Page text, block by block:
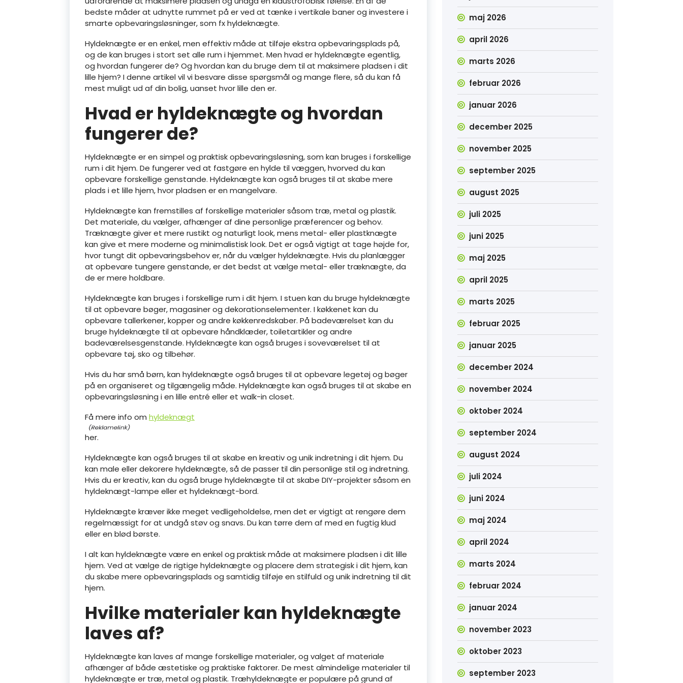
bedste måder at udnytte rummet på er ved at tænke i vertikale baner og investere i
smarte opbevaringsløsninger, som fx hyldeknægte.
Hyldeknægte er en enkel, men effektiv måde at tilføje ekstra opbevaringsplads på,
og de kan bruges i stort set alle rum i hjemmet. Men hvad er hyldeknægte egentlig,
og hvordan fungerer de? Og hvordan kan du bruge dem til at maksimere pladsen i dit
lille hjem? I denne artikel vil vi besvare disse spørgsmål og mange flere, så du kan få
mest muligt ud af din bolig, uanset hvor lille den er.
Hvad er hyldeknægte og hvordan
fungerer de?
Hyldeknægte er en simpel og praktisk opbevaringsløsning, som kan bruges i forskellige
rum i dit hjem. De fungerer ved at fastgøre en hylde til væggen, hvorved du kan
opbevare forskellige genstande. Hyldeknægte kan også bruges til at skabe mere
plads i et lille hjem, hvor pladsen er en mangelvare.
Hyldeknægte kan fremstilles af forskellige materialer såsom træ, metal og plastik.
Det materiale, du vælger, afhænger af dine personlige præferencer og behov.
Træknægte giver et mere rustikt og naturligt look, mens metal- eller plastknægte
kan give et mere moderne og minimalistisk look. Det er også vigtigt at tage højde for,
hvor tungt dit opbevaringsbehov er, når du vælger hyldeknægte. Hvis du planlægger
at opbevare tungere genstande, er det bedst at vælge metal- eller træknægte, da
de er mere holdbare.
Hyldeknægte kan bruges i forskellige rum i dit hjem. I stuen kan du bruge hyldeknægte
til at opbevare bøger, magasiner og dekorationselementer. I køkkenet kan du
opbevare tallerkener, kopper og andre køkkenredskaber. På badeværelset kan du
bruge hyldeknægte til at opbevare håndklæder, toiletartikler og andre
badeværelsesgenstande. Hyldeknægte kan også bruges i soveværelset til at
opbevare tøj, sko og tilbehør.
Hvis du har små børn, kan hyldeknægte også bruges til at opbevare legetøj og bøger
på en organiseret og tilgængelig måde. Hyldeknægte kan også bruges til at skabe en
opbevaringsløsning i en lille entré eller et walk-in closet.
Få mere info om hyldeknægt
her.
Hyldeknægte kan også bruges til at skabe en kreativ og unik indretning i dit hjem. Du
kan male eller dekorere hyldeknægte, så de passer til din personlige stil og indretning.
Hvis du er kreativ, kan du også bruge hyldeknægte til at skabe DIY-projekter såsom en
hyldeknægt-lampe eller et hyldeknægt-bord.
Hyldeknægte kræver ikke meget vedligeholdelse, men det er vigtigt at rengøre dem
regelmæssigt for at undgå støv og snavs. Du kan tørre dem af med en fugtig klud
eller en blød børste.
I alt kan hyldeknægte være en enkel og praktisk måde at maksimere pladsen i dit lille
hjem. Ved at vælge de rigtige hyldeknægte og placere dem strategisk i dit hjem, kan
du skabe mere opbevaringsplads og samtidig tilføje en stilfuld og unik indretning til dit
hjem.
Hvilke materialer kan hyldeknægte
laves af?
Hyldeknægte kan laves af mange forskellige materialer, og valget af materiale
afhænger af både æstetiske og praktiske faktorer. De mest almindelige materialer til
hyldeknægte er træ, metal og plastik. Træhyldeknægte er populære på grund af
maj 2026
april 2026
marts 2026
februar 2026
januar 2026
december 2025
november 2025
september 2025
august 2025
juli 2025
juni 2025
maj 2025
april 2025
marts 2025
februar 2025
januar 2025
december 2024
november 2024
oktober 2024
september 2024
august 2024
juli 2024
juni 2024
maj 2024
april 2024
marts 2024
februar 2024
januar 2024
november 2023
oktober 2023
september 2023